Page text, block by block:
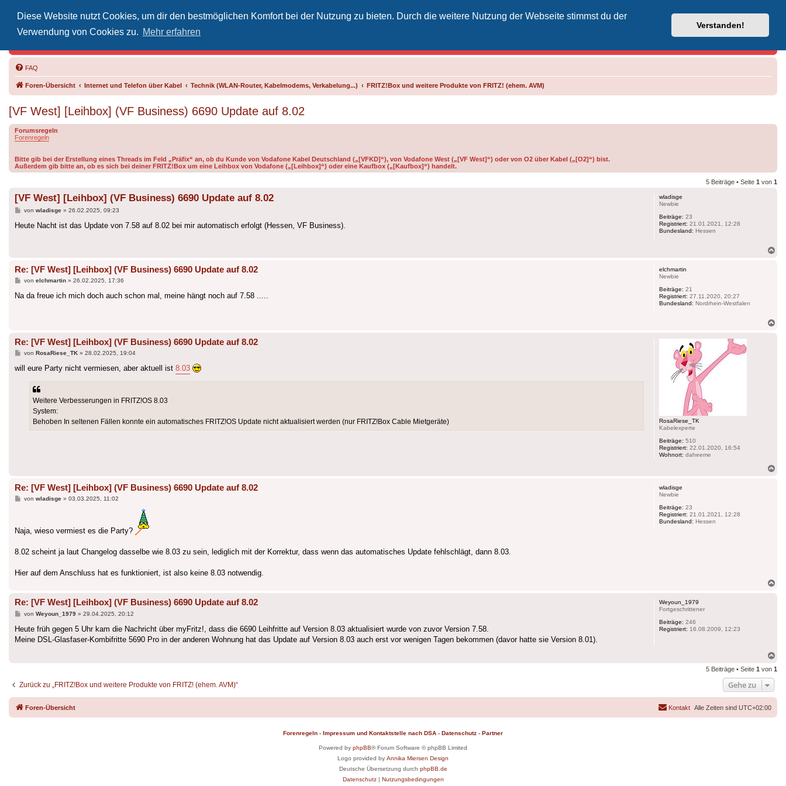
Diese Website nutzt Cookies, um dir den bestmöglichen Komfort bei der Nutzung zu bieten. Durch die weitere Nutzung der Webseite stimmst du der
Verwendung von Cookies zu. Mehr erfahren
Verstanden!
Vodafone-Kabel-Helpdesk
FAQ
Foren-Übersicht Internet und Telefon über Kabel Technik (WLAN-Router, Kabelmodems, Verkabelung...) FRITZ!Box und weitere Produkte von FRITZ! (ehem. AVM)
[VF West] [Leihbox] (VF Business) 6690 Update auf 8.02
Forumsregeln
Forenregeln
Bitte gib bei der Erstellung eines Threads im Feld „Präfix“ an, ob du Kunde von Vodafone Kabel Deutschland („[VFKD]“), von Vodafone West („[VF West]“) oder von O2 über Kabel („[O2]“) bist.
Außerdem gib bitte an, ob es sich bei deiner FRITZ!Box um eine Leihbox von Vodafone („[Leihbox]“) oder eine Kaufbox („[Kaufbox]“) handelt.
5 Beiträge • Seite 1 von 1
wladisge
Newbie
Beiträge: 23
Registriert: 21.01.2021, 12:28
Bundesland: Hessen
[VF West] [Leihbox] (VF Business) 6690 Update auf 8.02
Beitrag
von wladisge» 26.02.2025, 09:23
Heute Nacht ist das Update von 7.58 auf 8.02 bei mir automatisch erfolgt (Hessen, VF Business).
elchmartin
Newbie
Beiträge: 21
Registriert: 27.11.2020, 20:27
Bundesland: Nordrhein-Westfalen
Re: [VF West] [Leihbox] (VF Business) 6690 Update auf 8.02
Beitrag
von elchmartin» 26.02.2025, 17:36
Na da freue ich mich doch auch schon mal, meine hängt noch auf 7.58 .....
RosaRiese_TK
Kabelexperte
Beiträge: 510
Registriert: 22.01.2020, 16:54
Wohnort: daheeme
Re: [VF West] [Leihbox] (VF Business) 6690 Update auf 8.02
Beitrag
von RosaRiese_TK» 28.02.2025, 19:04
will eure Party nicht vermiesen, aber aktuell ist 8.03
Weitere Verbesserungen in FRITZ!OS 8.03
System:
Behoben In seltenen Fällen konnte ein automatisches FRITZ!OS Update nicht aktualisiert werden (nur FRITZ!Box Cable Mietgeräte)
wladisge
Newbie
Beiträge: 23
Registriert: 21.01.2021, 12:28
Bundesland: Hessen
Re: [VF West] [Leihbox] (VF Business) 6690 Update auf 8.02
Beitrag
von wladisge» 03.03.2025, 11:02
Naja, wieso vermiest es die Party?
8.02 scheint ja laut Changelog dasselbe wie 8.03 zu sein, lediglich mit der Korrektur, dass wenn das automatisches Update fehlschlägt, dann 8.03.
Hier auf dem Anschluss hat es funktioniert, ist also keine 8.03 notwendig.
Weyoun_1979
Fortgeschrittener
Beiträge: 246
Registriert: 16.08.2009, 12:23
Re: [VF West] [Leihbox] (VF Business) 6690 Update auf 8.02
Beitrag
von Weyoun_1979» 29.04.2025, 20:12
Heute früh gegen 5 Uhr kam die Nachricht über myFritz!, dass die 6690 Leihfritte auf Version 8.03 aktualisiert wurde von zuvor Version 7.58.
Meine DSL-Glasfaser-Kombifritte 5690 Pro in der anderen Wohnung hat das Update auf Version 8.03 auch erst vor wenigen Tagen bekommen (davor hatte sie Version 8.01).
5 Beiträge • Seite 1 von 1
Zurück zu „FRITZ!Box und weitere Produkte von FRITZ! (ehem. AVM)“ Gehe zu
Foren-Übersicht Alle Zeiten sind UTC+02:00
Kontakt
Forenregeln - Impressum und Kontaktstelle nach DSA - Datenschutz - Partner
Powered by phpBB® Forum Software © phpBB Limited
Logo provided by Annika Miersen Design
Deutsche Übersetzung durch phpBB.de
Datenschutz| Nutzungsbedingungen